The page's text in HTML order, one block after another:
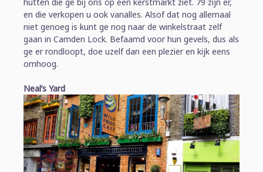
en die verkopen u ook vanalles. Alsof dat nog allemaal
niet genoeg is kunt ge nog naar de winkelstraat zelf
gaan in Camden Lock. Befaamd voor hun gevels, dus als
ge er rondloopt, doe uzelf dan een plezier en kijk eens
omhoog.
Neal’s Yard